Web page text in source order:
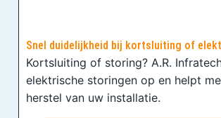
Snel duidelijkheid bij kortsluiting of
Kortsluiting of storing? A.R.
elektrische storingen op en helpt
herstel van uw installatie.